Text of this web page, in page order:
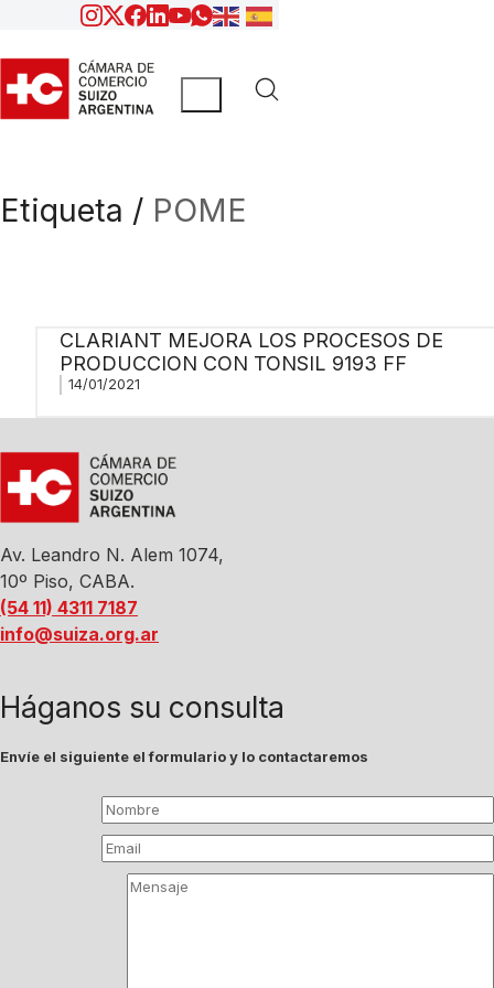
Etiqueta / POME
CLARIANT MEJORA LOS PROCESOS DE
PRODUCCION CON TONSIL 9193 FF
14/01/2021
Av. Leandro N. Alem 1074,
10º Piso, CABA.
(54 11) 4311 7187
info@suiza.org.ar
Háganos su consulta
Envíe el siguiente el formulario y lo contactaremos